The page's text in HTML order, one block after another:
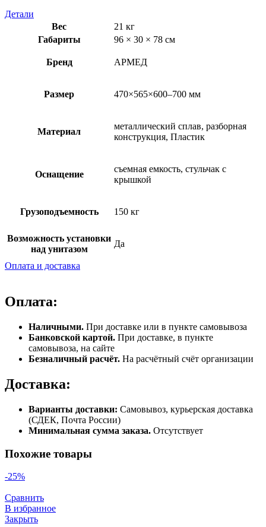
Детали
Вес
21 кг
Габариты
96 × 30 × 78 см
Бренд АРМЕД
Размер 470×565×600–700 мм
Материал
металлический сплав, разборная
конструкция, Пластик
Оснащение
съемная емкость, стульчак с
крышкой
Грузоподъемность 150 кг
Возможность установки
над унитазом
Да
Оплата и доставка
Оплата:
Наличными. При доставке или в пункте самовывоза
Банковской картой. При доставке, в пункте
самовывоза, на сайте
Безналичный расчёт. На расчётный счёт организации
Доставка:
Варианты доставки: Самовывоз, курьерская доставка
(СДЕК, Почта России)
Минимальная сумма заказа. Отсутствует
Похожие товары
-25%
Сравнить
В избранное
Закрыть